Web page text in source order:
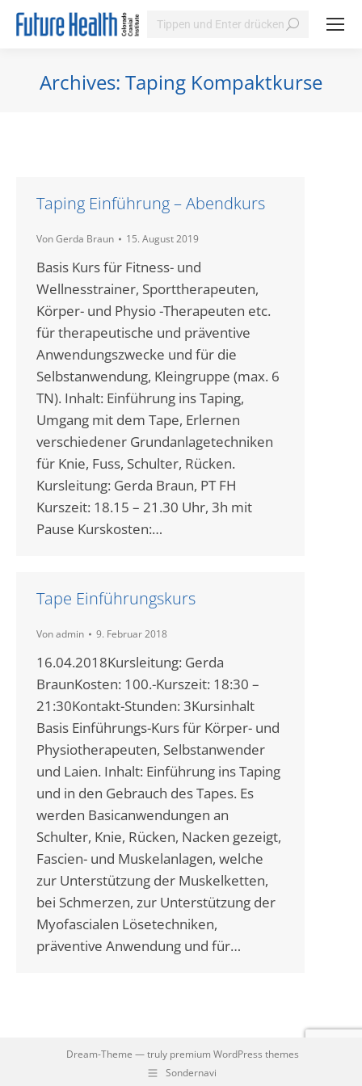
Search:
Archives: Taping Kompaktkurse
Taping Einführung – Abendkurs
VonGerda Braun 15. August 2019
Basis Kurs für Fitness- und
Wellnesstrainer, Sporttherapeuten,
Körper- und Physio -Therapeuten etc.
für therapeutische und präventive
Anwendungszwecke und für die
Selbstanwendung, Kleingruppe (max. 6
TN). Inhalt: Einführung ins Taping,
Umgang mit dem Tape, Erlernen
verschiedener Grundanlagetechniken
für Knie, Fuss, Schulter, Rücken.
Kursleitung: Gerda Braun, PT FH
Kurszeit: 18.15 – 21.30 Uhr, 3h mit
Pause Kurskosten:…
Tape Einführungskurs
Vonadmin 9. Februar 2018
16.04.2018Kursleitung: Gerda
BraunKosten: 100.-Kurszeit: 18:30 –
21:30Kontakt-Stunden: 3Kursinhalt
Basis Einführungs-Kurs für Körper- und
Physiotherapeuten, Selbstanwender
und Laien. Inhalt: Einführung ins Taping
und in den Gebrauch des Tapes. Es
werden Basicanwendungen an
Schulter, Knie, Rücken, Nacken gezeigt,
Fascien- und Muskelanlagen, welche
zur Unterstützung der Muskelketten,
bei Schmerzen, zur Unterstützung der
Myofascialen Lösetechniken,
präventive Anwendung und für…
Dream-Theme — truly premium WordPress themes
Sondernavi